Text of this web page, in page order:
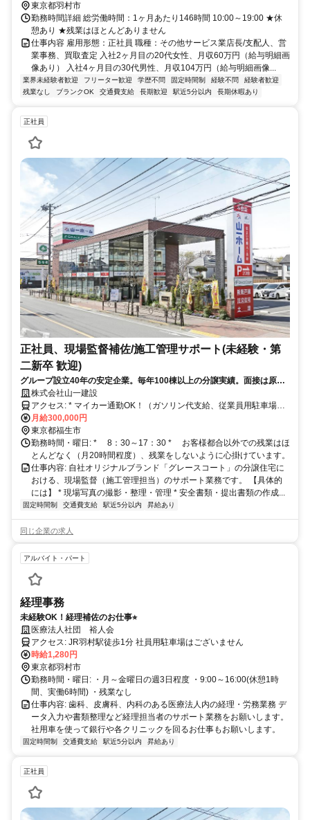
東京都羽村市
勤務時間詳細 総労働時間：1ヶ月あたり146時間 10:00～19:00 ★休
憩あり ★残業はほとんどありません
仕事内容 雇用形態：正社員 職種：その他サービス業店長/支配人、営
業事務、買取査定 入社2ヶ月目の20代女性、月収60万円（給与明細画
像あり） 入社4ヶ月目の30代男性、月収104万円（給与明細画像...
業界未経験者歓迎 フリーター歓迎 学歴不問 固定時間制 経験不問
経験者歓迎
残業なし
ブランクOK 交通費支給 長期歓迎 駅近5分以内 長期休暇あり
正社員
正社員、現場監督補佐/施工管理サポート(未経験・第
二新卒 歓迎)
グループ設立40年の安定企業。毎年100棟以上の分譲実績。面接は原則1
回。土日祝休み。
株式会社山一建設
アクセス: * マイカー通勤OK！（ガソリン代支給、従業員用駐車場あ
り） * 交通 ①JR青梅線「福生」駅より徒歩14分（JR「立川」駅
から「福生」駅まで乗車時間19分）、立川バス「福生第六小学校バス
停（福13）」より徒歩3分 ②JR青梅線「羽村」駅より徒歩17分
月給300,000円
東京都福生市
勤務時間・曜日: * 8：30～17：30 * お客様都合以外での残業はほ
とんどなく（月20時間程度）、残業をしないように心掛けています。
仕事内容: 自社オリジナルブランド「グレースコート」の分譲住宅に
おける、現場監督（施工管理担当）のサポート業務です。 【具体的
には】 * 現場写真の撮影・整理・管理 * 安全書類・提出書類の作成...
固定時間制 交通費支給 駅近5分以内 昇給あり
同じ企業の求人
アルバイト・パート
経理事務
未経験OK！経理補佐のお仕事⭐︎
医療法人社団 裕人会
アクセス: JR羽村駅徒歩1分 社員用駐車場はございません
時給1,280円
東京都羽村市
勤務時間・曜日: ・月～金曜日の週3日程度 ・9:00～16:00(休憩1時
間、実働6時間) ・残業なし
仕事内容: 歯科、皮膚科、内科のある医療法人内の経理・労務業務 デ
ータ入力や書類整理など経理担当者のサポート業務をお願いします。
社用車を使って銀行や各クリニックを回るお仕事もお願いします。
固定時間制 交通費支給 駅近5分以内 昇給あり
正社員